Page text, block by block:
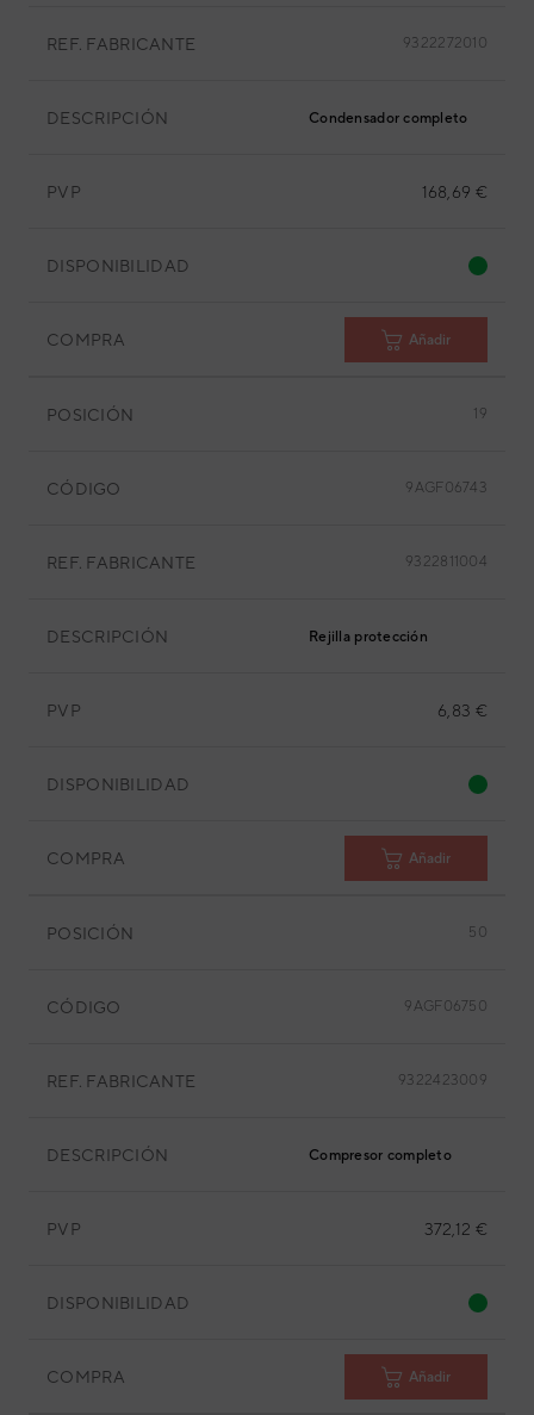
REF. FABRICANTE 9322272010
DESCRIPCIÓN Condensador completo
PVP 168,69 €
DISPONIBILIDAD
COMPRA Añadir
POSICIÓN 19
CÓDIGO 9AGF06743
REF. FABRICANTE 9322811004
DESCRIPCIÓN Rejilla protección
PVP 6,83 €
DISPONIBILIDAD
COMPRA Añadir
POSICIÓN 50
CÓDIGO 9AGF06750
REF. FABRICANTE 9322423009
DESCRIPCIÓN Compresor completo
PVP 372,12 €
DISPONIBILIDAD
COMPRA Añadir